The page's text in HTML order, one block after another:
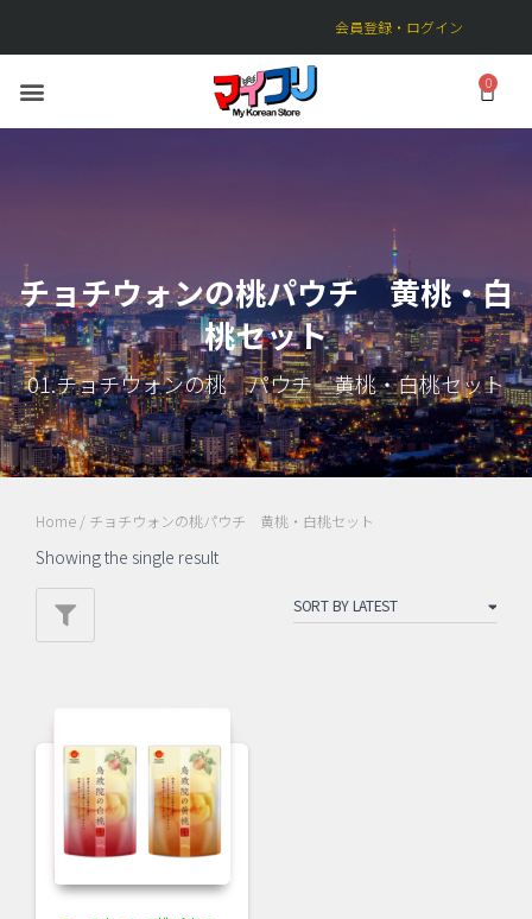
会員登録・ログイン
チョチウォンの桃パウチ 黄桃・白
桃セット
01.チョチウォンの桃 パウチ 黄桃・白桃セット
Home / チョチウォンの桃パウチ 黄桃・白桃セット
Showing the single result